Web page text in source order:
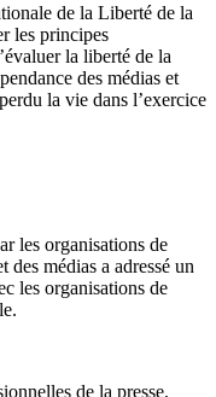
de la Liberté de la
les principes
la liberté de la
des médias et
la vie dans l’exercice
les organisations de
médias a adressé un
les organisations de
de la presse,